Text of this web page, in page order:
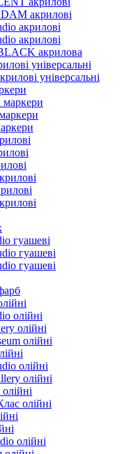
акрилові
акрилові
акрилові
акрилова
універсальні
універсальні
маркери
гуашеві
гуашеві
гуашеві
олійні
олійні
олійні
олійні
олійні
олійні
олійні